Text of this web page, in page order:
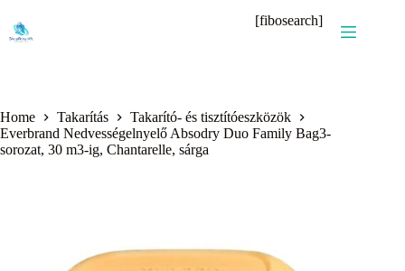
content
[fibosearch]
Home Takarítás
Takarító- és tisztítóeszközök
Everbrand Nedvességelnyelő Absodry Duo Family Bag3-
sorozat, 30 m3-ig, Chantarelle, sárga